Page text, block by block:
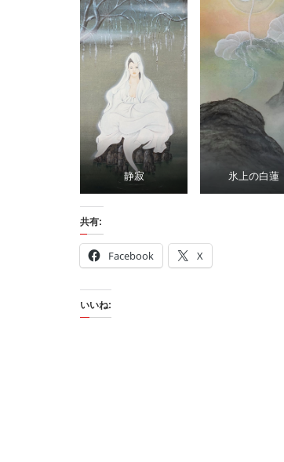
静寂 氷上の白蓮
共有:
Facebook X
いいね: